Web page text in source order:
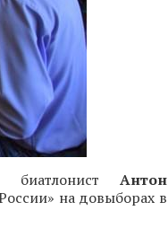
биатлонист Антон
на довыборах в